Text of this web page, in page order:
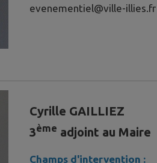
evenementiel@ville-illies.fr
Cyrille GAILLIEZ
3ème adjoint au Maire
Champs d'intervention :